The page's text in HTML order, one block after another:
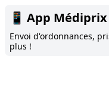
📱 App Médiprix
Envoi d'ordonnances,
plus !